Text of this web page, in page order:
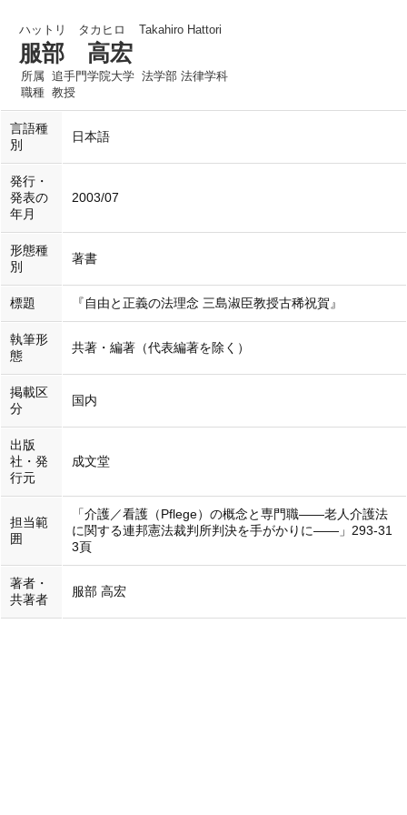
ハットリ タカヒロ Takahiro Hattori
服部 高宏
所属 追手門学院大学 法学部 法律学科
職種 教授
言語種
別
日本語
発行・
発表の
年月
2003/07
形態種
別
著書
標題 『自由と正義の法理念 三島淑臣教授古稀祝賀』
執筆形
態
共著・編著（代表編著を除く）
掲載区
分
国内
出版
社・発
行元
成文堂
担当範
囲
「介護／看護（Pflege）の概念と専門職――老人介護法
に関する連邦憲法裁判所判決を手がかりに――」293-31
3頁
著者・
共著者
服部 高宏